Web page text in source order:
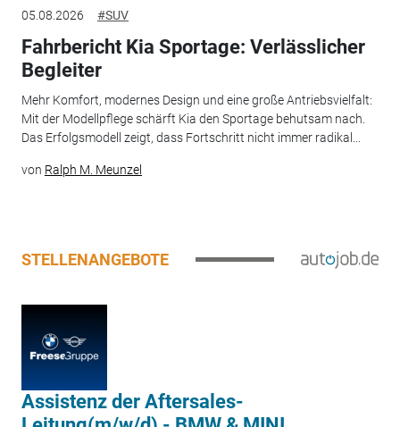
05.08.2026 #SUV
Fahrbericht Kia Sportage: Verlässlicher
Begleiter
Mehr Komfort, modernes Design und eine große Antriebsvielfalt:
Mit der Modellpflege schärft Kia den Sportage behutsam nach.
Das Erfolgsmodell zeigt, dass Fortschritt nicht immer radikal...
von Ralph M. Meunzel
STELLENANGEBOTE
Assistenz der Aftersales-